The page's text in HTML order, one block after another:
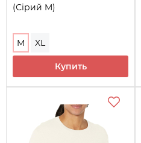
(Сірий M)
M XL
Купить